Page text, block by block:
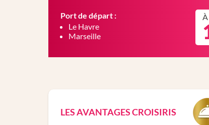
Port de départ :
Le Havre
Marseille
À
LES AVANTAGES CROISIRIS